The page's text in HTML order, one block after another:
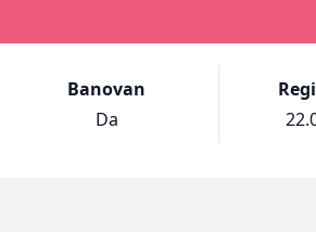
Banovan
Da